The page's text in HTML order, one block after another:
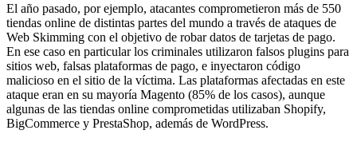
El año pasado, por ejemplo, atacantes comprometieron más de 550
tiendas online de distintas partes del mundo a través de ataques de
Web Skimming con el objetivo de robar datos de tarjetas de pago.
En ese caso en particular los criminales utilizaron falsos plugins para
sitios web, falsas plataformas de pago, e inyectaron código
malicioso en el sitio de la víctima. Las plataformas afectadas en este
ataque eran en su mayoría Magento (85% de los casos), aunque
algunas de las tiendas online comprometidas utilizaban Shopify,
BigCommerce y PrestaShop, además de WordPress.